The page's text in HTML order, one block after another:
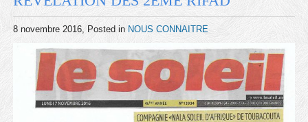
8 novembre 2016, Posted in NOUS CONNAITRE